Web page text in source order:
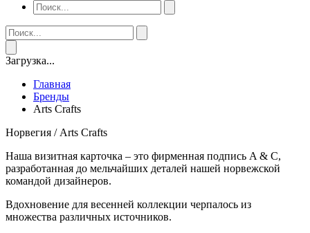
Загрузка...
Главная
Бренды
Аrts Сrafts
Норвегия / Аrts Сrafts
Наша визитная карточка – это фирменная подпись A & C,
разработанная до мельчайших деталей нашей норвежской
командой дизайнеров.
Вдохновение для весенней коллекции черпалось из
множества различных источников.